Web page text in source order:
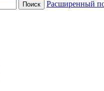
Расширенный